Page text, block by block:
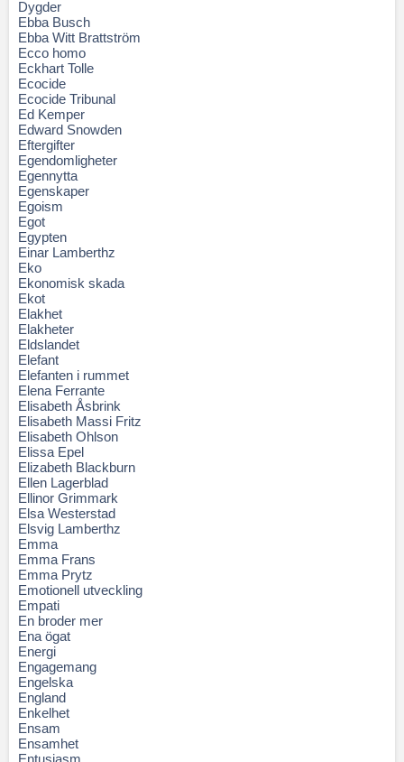
Dygder
Ebba Busch
Ebba Witt Brattström
Ecco homo
Eckhart Tolle
Ecocide
Ecocide Tribunal
Ed Kemper
Edward Snowden
Eftergifter
Egendomligheter
Egennytta
Egenskaper
Egoism
Egot
Egypten
Einar Lamberthz
Eko
Ekonomisk skada
Ekot
Elakhet
Elakheter
Eldslandet
Elefant
Elefanten i rummet
Elena Ferrante
Elisabeth Åsbrink
Elisabeth Massi Fritz
Elisabeth Ohlson
Elissa Epel
Elizabeth Blackburn
Ellen Lagerblad
Ellinor Grimmark
Elsa Westerstad
Elsvig Lamberthz
Emma
Emma Frans
Emma Prytz
Emotionell utveckling
Empati
En broder mer
Ena ögat
Energi
Engagemang
Engelska
England
Enkelhet
Ensam
Ensamhet
Entusiasm